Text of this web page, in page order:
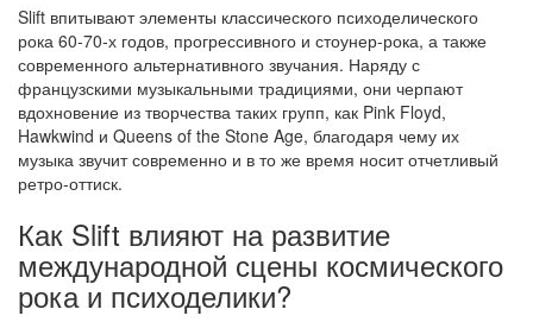
Slift впитывают элементы классического психоделического
рока 60-70-х годов, прогрессивного и стоунер-рока, а также
современного альтернативного звучания. Наряду с
французскими музыкальными традициями, они черпают
вдохновение из творчества таких групп, как Pink Floyd,
Hawkwind и Queens of the Stone Age, благодаря чему их
музыка звучит современно и в то же время носит отчетливый
ретро-оттиск.
Как Slift влияют на развитие
международной сцены космического
рока и психоделики?